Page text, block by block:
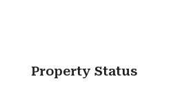
Property Status